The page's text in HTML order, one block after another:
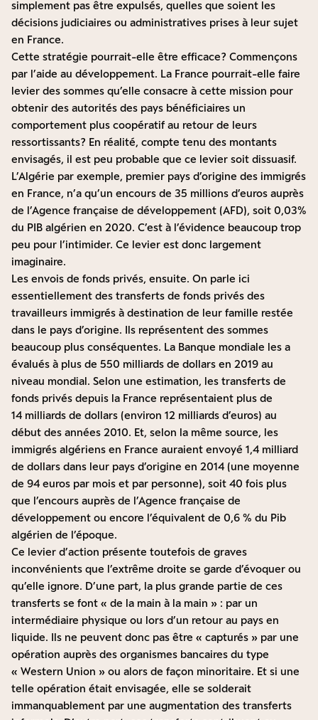
simplement pas être expulsés, quelles que soient les
décisions judiciaires ou administratives prises à leur sujet
en France.
Cette stratégie pourrait-elle être efficace ? Commençons
par l’aide au développement. La France pourrait-elle faire
levier des sommes qu’elle consacre à cette mission pour
obtenir des autorités des pays bénéficiaires un
comportement plus coopératif au retour de leurs
ressortissants ? En réalité, compte tenu des montants
envisagés, il est peu probable que ce levier soit dissuasif.
L’Algérie par exemple, premier pays d’origine des immigrés
en France, n’a qu’un encours de 35 millions d’euros auprès
de l’Agence française de développement (AFD), soit 0,03%
du PIB algérien en 2020. C’est à l’évidence beaucoup trop
peu pour l’intimider. Ce levier est donc largement
imaginaire.
Les envois de fonds privés, ensuite. On parle ici
essentiellement des transferts de fonds privés des
travailleurs immigrés à destination de leur famille restée
dans le pays d’origine. Ils représentent des sommes
beaucoup plus conséquentes. La Banque mondiale les a
évalués à plus de 550 milliards de dollars en 2019 au
niveau mondial. Selon une estimation, les transferts de
fonds privés depuis la France représentaient plus de
14 milliards de dollars (environ 12 milliards d’euros) au
début des années 2010. Et, selon la même source, les
immigrés algériens en France auraient envoyé 1,4 milliard
de dollars dans leur pays d’origine en 2014 (une moyenne
de 94 euros par mois et par personne), soit 40 fois plus
que l’encours auprès de l’Agence française de
développement ou encore l’équivalent de 0,6 % du Pib
algérien de l’époque.
Ce levier d’action présente toutefois de graves
inconvénients que l’extrême droite se garde d’évoquer ou
qu’elle ignore. D’une part, la plus grande partie de ces
transferts se font « de la main à la main » : par un
intermédiaire physique ou lors d’un retour au pays en
liquide. Ils ne peuvent donc pas être « capturés » par une
opération auprès des organismes bancaires du type
« Western Union » ou alors de façon minoritaire. Et si une
telle opération était envisagée, elle se solderait
immanquablement par une augmentation des transferts